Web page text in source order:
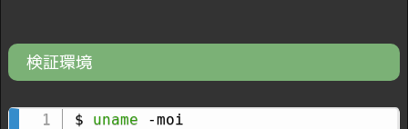
検証環境
$ uname -moi